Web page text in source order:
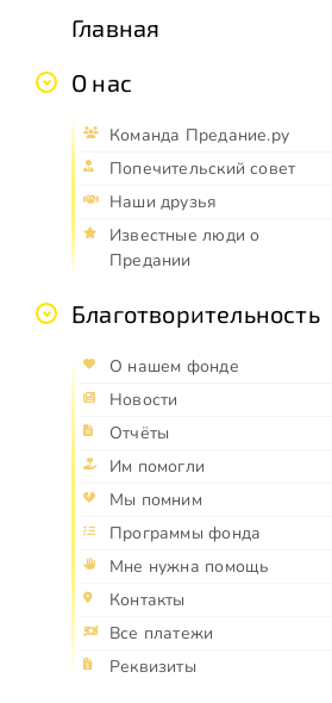
Главная
О нас
Команда Предание.ру
Попечительский совет
Наши друзья
Известные люди о
Предании
Благотворительность
О нашем фонде
Новости
Отчёты
Им помогли
Мы помним
Программы фонда
Мне нужна помощь
Контакты
Все платежи
Реквизиты